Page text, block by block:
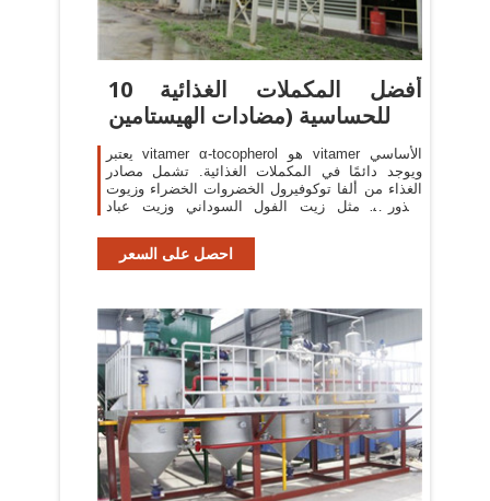
10 أفضل المكملات الغذائية
للحساسية (مضادات الهيستامين
يعتبر vitamer α-tocopherol هو vitamer الأساسي
ويوجد دائمًا في المكملات الغذائية. تشمل مصادر
الغذاء من ألفا توكوفيرول الخضروات الخضراء وزيوت
البذور ، مثل زيت الفول السوداني وزيت عباد
احصل على السعر